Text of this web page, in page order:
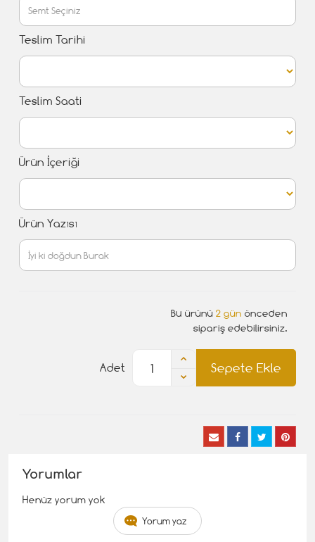
Teslim Tarihi
Teslim Saati
Ürün İçeriği
Ürün Yazısı
Bu ürünü 2 gün önceden
sipariş edebilirsiniz.
Sepete Ekle
Adet
Yorumlar
Henüz yorum yok
Yorum yaz